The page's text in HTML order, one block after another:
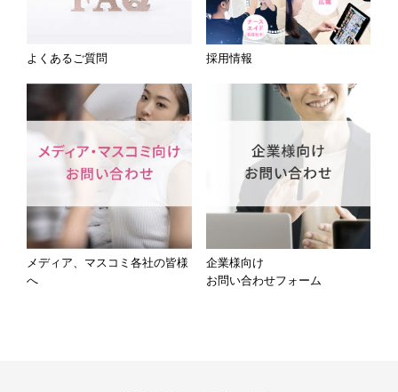
よくあるご質問 採用情報
メディア、マスコミ各社の皆様
へ
企業様向け
お問い合わせフォーム